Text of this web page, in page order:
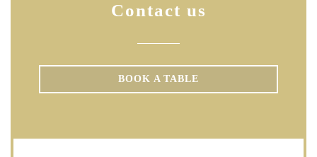
Contact us
BOOK A TABLE